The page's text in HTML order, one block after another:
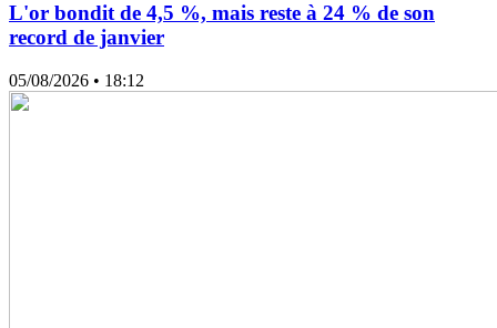
L'or bondit de 4,5 %, mais reste à 24 % de son
record de janvier
05/08/2026 • 18:12